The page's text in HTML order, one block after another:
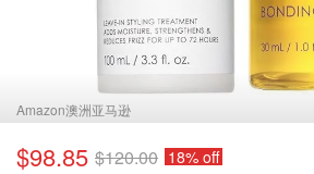
Amazon澳洲亚马逊
$98.85 $120.00 18% off